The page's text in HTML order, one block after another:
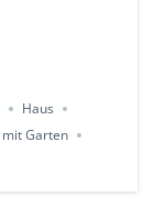
Haus
mit Garten